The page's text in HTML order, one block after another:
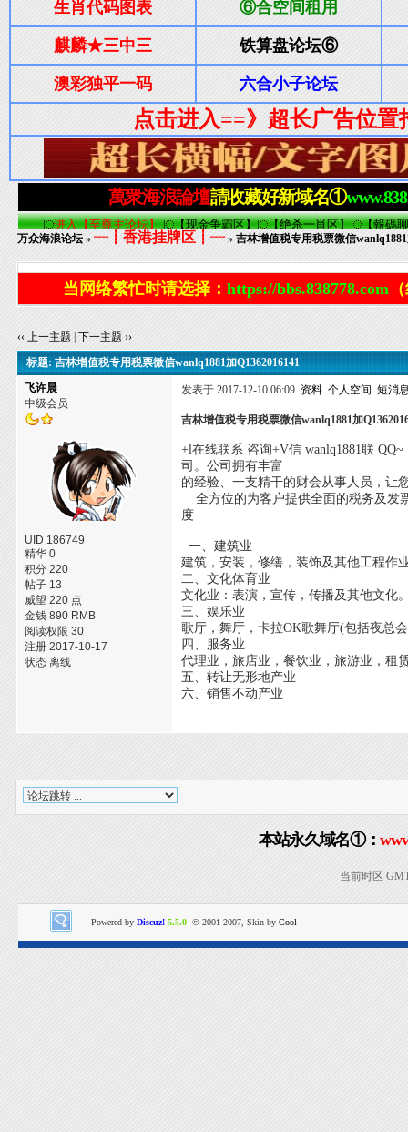
万众海浪论坛 »┈┋香港挂牌区┋┈» 吉林增值税专用税票微信wanlq1881
当网络繁忙时请选择： https://bbs.838778.com
‹‹ 上一主题 |下一主题 ››
标题: 吉林增值税专用税票微信wanlq1881加Q1362016141
飞许晨
中级会员
UID 186749
精华 0
积分 220
帖子 13
威望 220 点
金钱 890 RMB
阅读权限 30
注册 2017-10-17
状态 离线
发表于 2017-12-10 06:09 资料 个人空间 短消
吉林增值税专用税票微信wanlq1881加
+l在线联系 咨询+V信 wanlq1881联
司。公司拥有丰富
的经验、一支精干的财会从事人员，让
全方位的为客户提供全面的税务及发
度
一、建筑业
建筑，安装，修缮，装饰及其他工程作
二、文化体育业
文化业：表演，宣传，传播及其他文化
三、娱乐业
歌厅，舞厅，卡拉OK歌舞厅(包括夜总
四、服务业
代理业，旅店业，餐饮业，旅游业，租
五、转让无形地产业
六、销售不动产业
本站永久域名①：
当前时区
Powered by Discuz! 5.5.0 © 2001-2007, Skin by Cool